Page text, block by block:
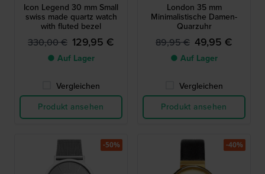
Icon Legend 30 mm Small
swiss made quartz watch
with fluted bezel
330,00 € 129,95 €
● Auf Lager
Vergleichen
Produkt ansehen
London 35 mm
Minimalistische Damen-
Quarzuhr
89,95 € 49,95 €
● Auf Lager
Vergleichen
Produkt ansehen
-50% -40%